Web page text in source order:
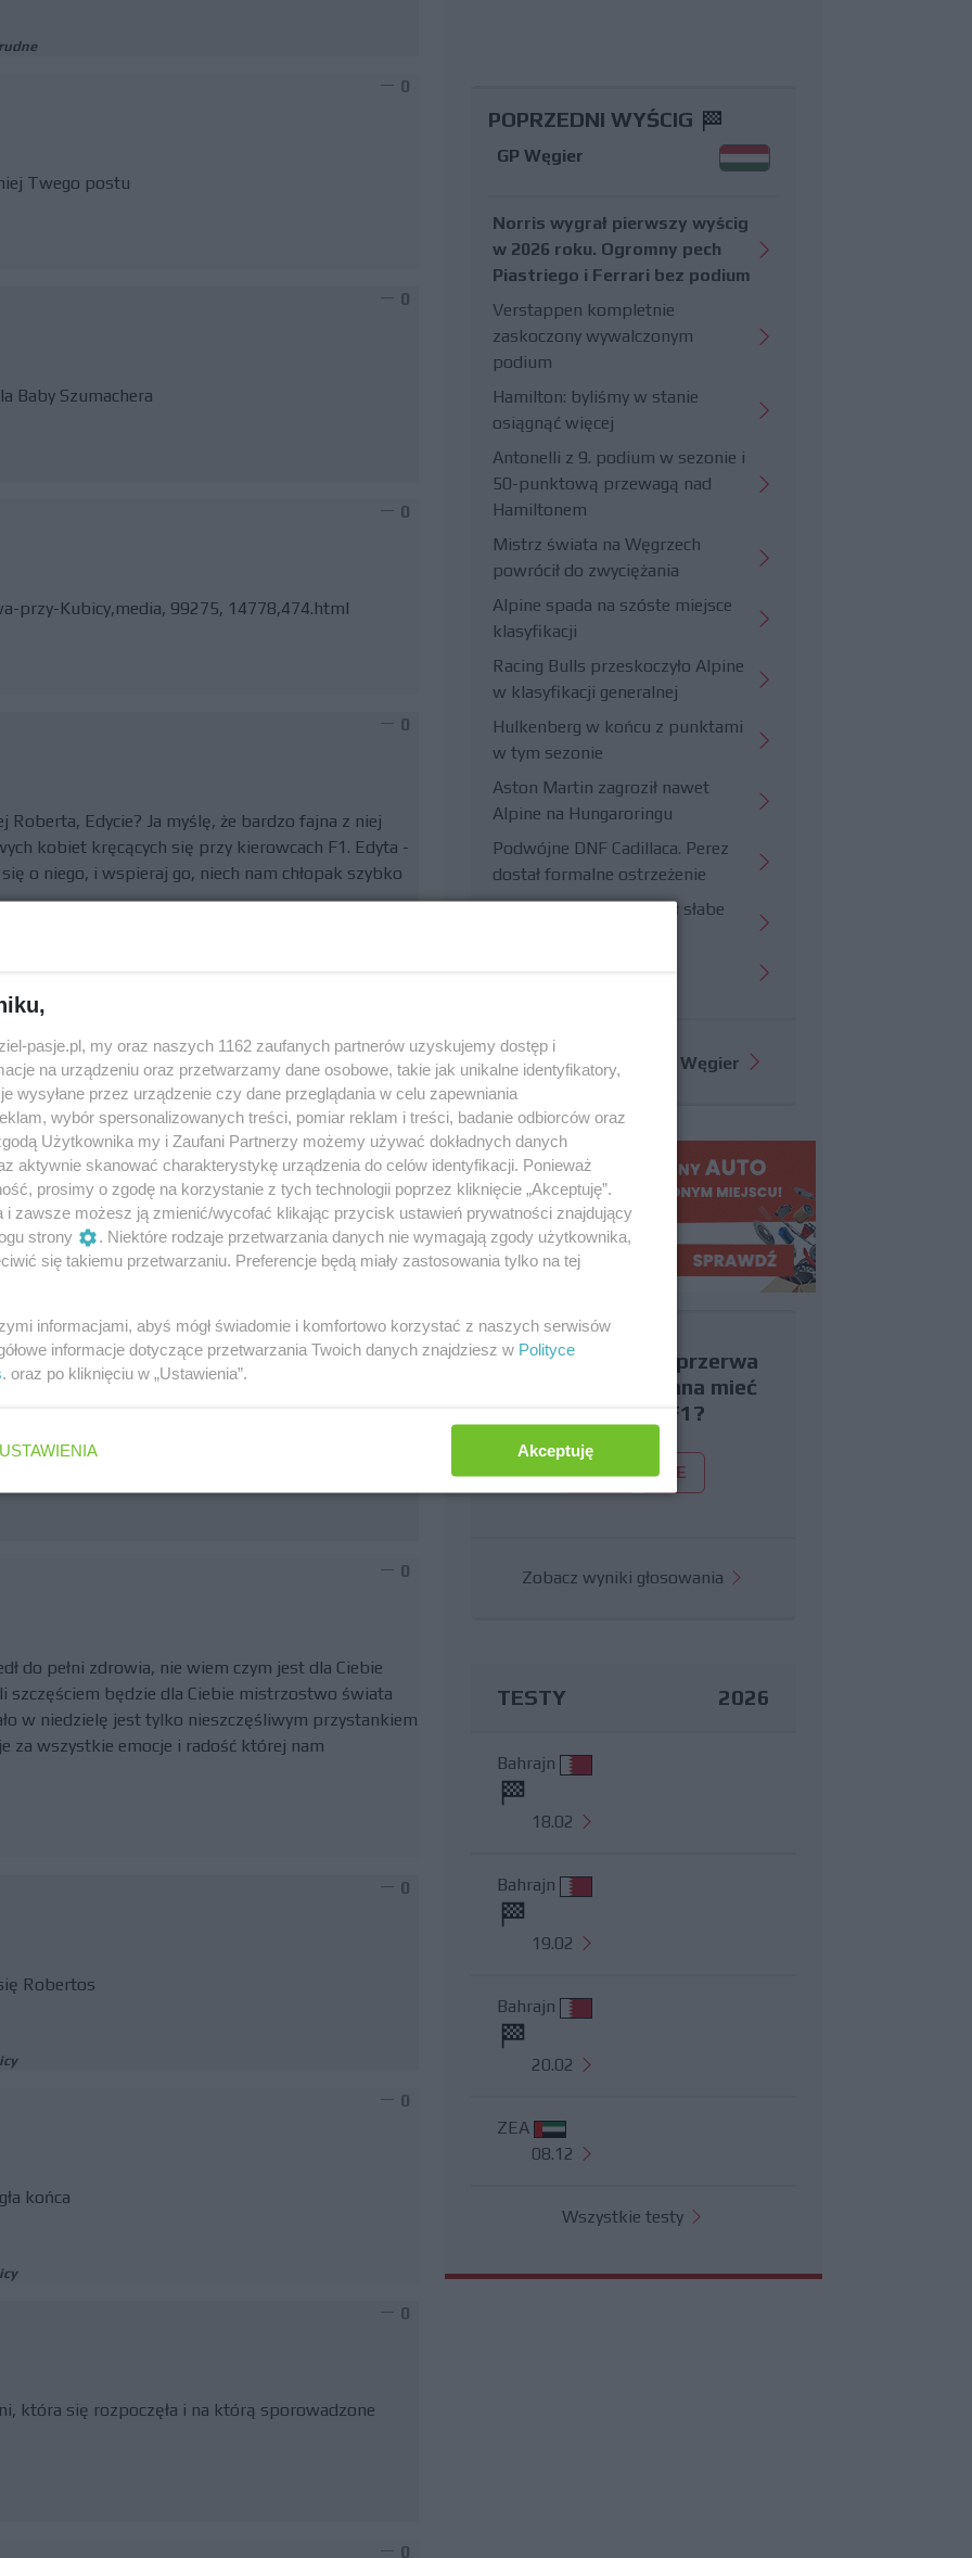
0
Twego postu
0
Baby Szumachera
0
przy-Kubicy,media, 99275, 14778,474.html
0
Roberta, Edycie? Ja myślę, że bardzo fajna z niej
kobiet kręcących się przy kierowcach F1. Edyta -
o niego, i wspieraj go, niech nam chłopak szybko
że chacił się pokazać, z drugiej strony wsiadł
mu przypasowało, to świadczy o tym żę R31
retoryczne - czy uważacie, zę Pietrov nie mógłby
że spokojnie mógłby to zrobić, tylko jego testy
Senna takze będzie w czołówce.
0
przede wszystkim wspaniałym człowiekiem, może
- jeszcze raz dużo zdrowia. Grzegorz / Poznań
0
do pełni zdrowia, nie wiem czym jest dla Ciebie
szczęściem będzie dla Ciebie mistrzostwo świata
w niedzielę jest tylko nieszczęśliwym przystankiem
za wszystkie emocje i radość której nam
0
Robertos
0
końca
0
która się rozpoczęła i na którą sporowadzone
0
POPRZEDNI WYŚCIG
GP Węgier
Norris wygrał pierwszy wyścig
w 2026 roku. Ogromny pech
Piastriego i Ferrari bez podium
Verstappen kompletnie
zaskoczony wywalczonym
podium
Hamilton: byliśmy w stanie
osiągnąć więcej
Antonelli z 9. podium w sezonie i
50-punktową przewagą nad
Hamiltonem
Mistrz świata na Węgrzech
powrócił do zwyciężania
Alpine spada na szóste miejsce
klasyfikacji
Racing Bulls przeskoczyło Alpine
w klasyfikacji generalnej
Hulkenberg w końcu z punktami
w tym sezonie
Aston Martin zagroził nawet
Alpine na Hungaroringu
Podwójne DNF Cadillaca. Perez
dostał formalne ostrzeżenie
Hungaroring potwierdził słabe
Więcej informacji o GP Węgier
Czy uważasz, że przerwa
wakacyjna powinna mieć
miejsce w F1?
TAK NIE
Zobacz wyniki głosowania
TESTY 2026
Bahrajn
18.02
Bahrajn
19.02
Bahrajn
20.02
ZEA
08.12
Wszystkie testy
pasje.pl, my oraz naszych 1162 zaufanych partnerów uzyskujemy dostęp i
na urządzeniu oraz przetwarzamy dane osobowe, takie jak unikalne identyfikatory,
wysyłane przez urządzenie czy dane przeglądania w celu zapewniania
wybór spersonalizowanych treści, pomiar reklam i treści, badanie odbiorców oraz
Użytkownika my i Zaufani Partnerzy możemy używać dokładnych danych
aktywnie skanować charakterystykę urządzenia do celów identyfikacji. Ponieważ
prosimy o zgodę na korzystanie z tych technologii poprzez kliknięcie „Akceptuję”.
i zawsze możesz ją zmienić/wycofać klikając przycisk ustawień prywatności znajdujący
strony
. Niektóre rodzaje przetwarzania danych nie wymagają zgody użytkownika,
się takiemu przetwarzaniu. Preferencje będą miały zastosowania tylko na tej
informacjami, abyś mógł świadomie i komfortowo korzystać z naszych serwisów
informacje dotyczące przetwarzania Twoich danych znajdziesz w Polityce
. oraz po kliknięciu w „Ustawienia”.
USTAWIENIA Akceptuję